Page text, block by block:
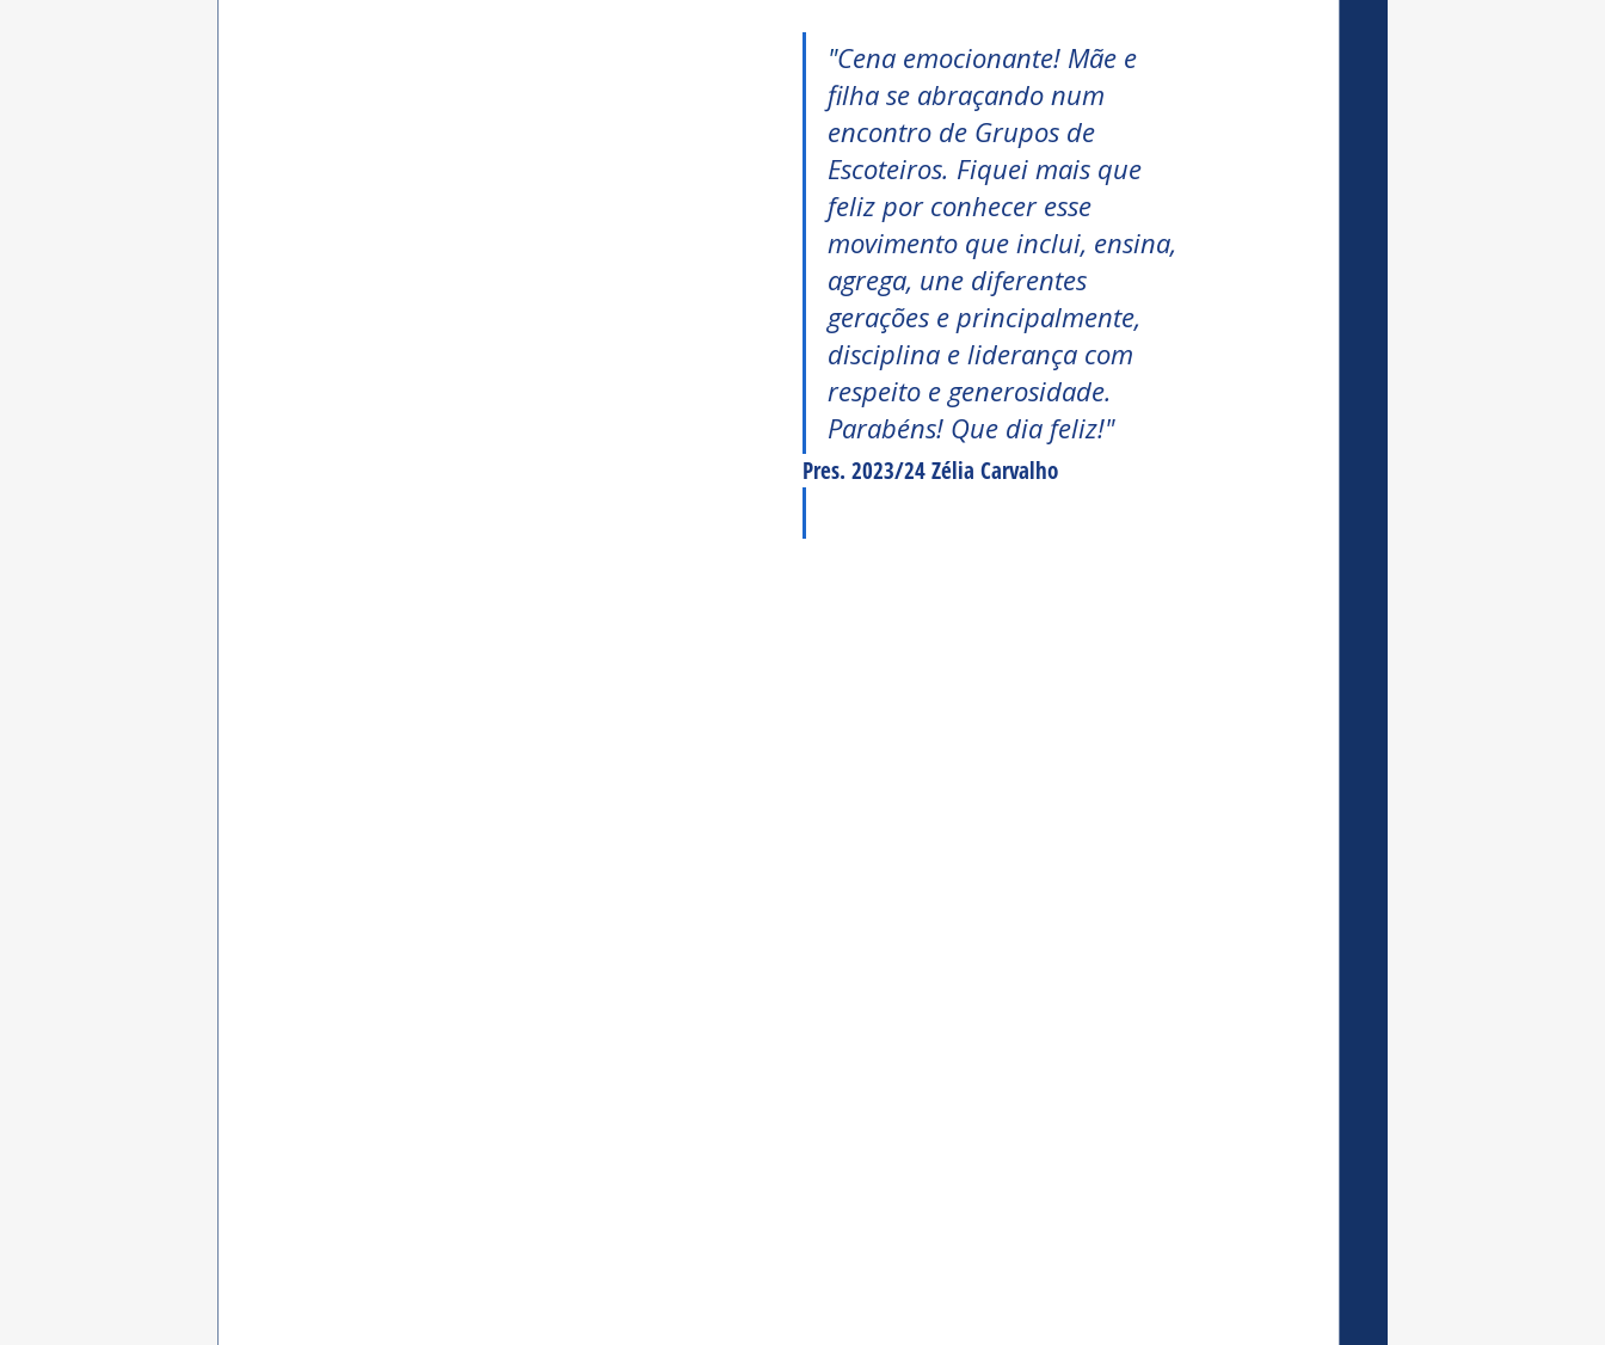
"Cena emocionante! Mãe e
filha se abraçando num
encontro de Grupos de
Escoteiros. Fiquei mais que
feliz por conhecer esse
movimento que inclui, ensina,
agrega, une diferentes
gerações e principalmente,
disciplina e liderança com
respeito e generosidade.
Parabéns! Que dia feliz!"
Pres. 2023/24 Zélia Carvalho